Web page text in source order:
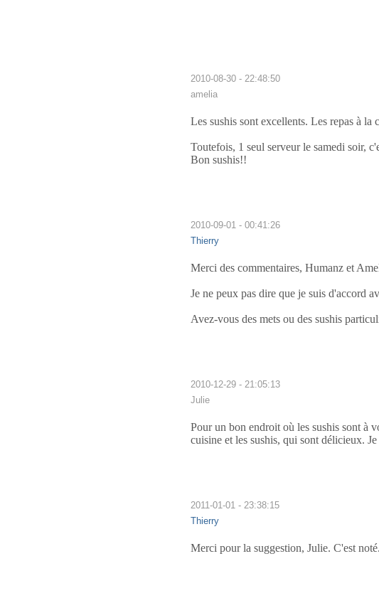
2010-08-30 - 22:48:50
amelia
Les sushis sont excellents. Les repas à
Toutefois, 1 seul serveur le samedi soir,
Bon sushis!!
2010-09-01 - 00:41:26
Thierry
Merci des commentaires, Humanz et
Je ne peux pas dire que je suis d'accord
Avez-vous des mets ou des sushis
2010-12-29 - 21:05:13
Julie
Pour un bon endroit où les sushis sont à
cuisine et les sushis, qui sont délicieux.
2011-01-01 - 23:38:15
Thierry
Merci pour la suggestion, Julie. C'est noté.